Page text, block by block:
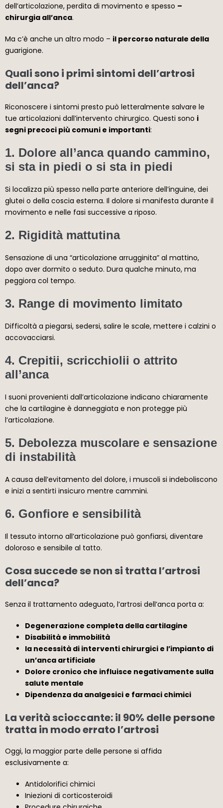
dell’articolazione, perdita di movimento e spesso –
chirurgia all’anca.
Ma c’è anche un altro modo – il percorso naturale della
guarigione.
Quali sono i primi sintomi dell’artrosi
dell’anca?
Riconoscere i sintomi presto può letteralmente salvare le
tue articolazioni dall’intervento chirurgico. Questi sono i
segni precoci più comuni e importanti:
1. Dolore all’anca quando cammino,
si sta in piedi o si sta in piedi
Si localizza più spesso nella parte anteriore dell’inguine, dei
glutei o della coscia esterna. Il dolore si manifesta durante il
movimento e nelle fasi successive a riposo.
2. Rigidità mattutina
Sensazione di una “articolazione arrugginita” al mattino,
dopo aver dormito o seduto. Dura qualche minuto, ma
peggiora col tempo.
3. Range di movimento limitato
Difficoltà a piegarsi, sedersi, salire le scale, mettere i calzini o
accovacciarsi.
4. Crepitii, scricchiolii o attrito
all’anca
I suoni provenienti dall’articolazione indicano chiaramente
che la cartilagine è danneggiata e non protegge più
l’articolazione.
5. Debolezza muscolare e sensazione
di instabilità
A causa dell’evitamento del dolore, i muscoli si indeboliscono
e inizi a sentirti insicuro mentre cammini.
6. Gonfiore e sensibilità
Il tessuto intorno all’articolazione può gonfiarsi, diventare
doloroso e sensibile al tatto.
Cosa succede se non si tratta l’artrosi
dell’anca?
Senza il trattamento adeguato, l’artrosi dell’anca porta a:
Degenerazione completa della cartilagine
Disabilità e immobilità
la necessità di interventi chirurgici e l’impianto di
un’anca artificiale
Dolore cronico che influisce negativamente sulla
salute mentale
Dipendenza da analgesici e farmaci chimici
La verità scioccante: il 90% delle persone
tratta in modo errato l’artrosi
Oggi, la maggior parte delle persone si affida
esclusivamente a:
Antidolorifici chimici
Iniezioni di corticosteroidi